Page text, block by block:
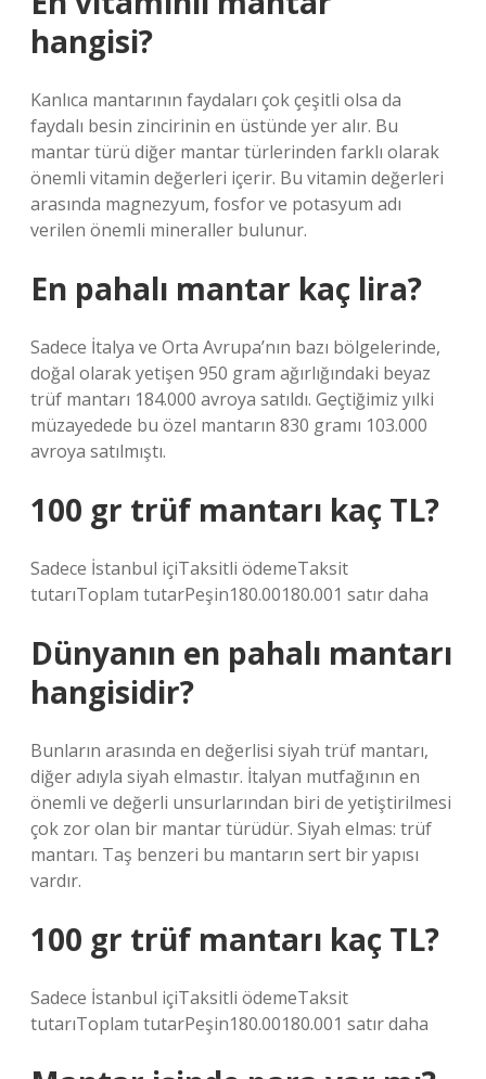
hangisi?
Kanlıca mantarının faydaları çok çeşitli olsa da
faydalı besin zincirinin en üstünde yer alır. Bu
mantar türü diğer mantar türlerinden farklı olarak
önemli vitamin değerleri içerir. Bu vitamin değerleri
arasında magnezyum, fosfor ve potasyum adı
verilen önemli mineraller bulunur.
En pahalı mantar kaç lira?
Sadece İtalya ve Orta Avrupa’nın bazı bölgelerinde,
doğal olarak yetişen 950 gram ağırlığındaki beyaz
trüf mantarı 184.000 avroya satıldı. Geçtiğimiz yılki
müzayedede bu özel mantarın 830 gramı 103.000
avroya satılmıştı.
100 gr trüf mantarı kaç TL?
Sadece İstanbul içiTaksitli ödemeTaksit
tutarıToplam tutarPeşin180.00180.001 satır daha
Dünyanın en pahalı mantarı
hangisidir?
Bunların arasında en değerlisi siyah trüf mantarı,
diğer adıyla siyah elmastır. İtalyan mutfağının en
önemli ve değerli unsurlarından biri de yetiştirilmesi
çok zor olan bir mantar türüdür. Siyah elmas: trüf
mantarı. Taş benzeri bu mantarın sert bir yapısı
vardır.
100 gr trüf mantarı kaç TL?
Sadece İstanbul içiTaksitli ödemeTaksit
tutarıToplam tutarPeşin180.00180.001 satır daha